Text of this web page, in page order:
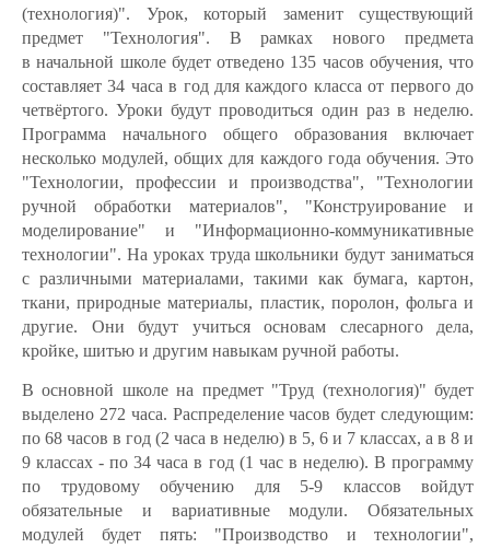
(технология)". Урок, который заменит существующий
предмет "Технология". В рамках нового предмета
в начальной школе будет отведено 135 часов обучения, что
составляет 34 часа в год для каждого класса от первого до
четвёртого. Уроки будут проводиться один раз в неделю.
Программа начального общего образования включает
несколько модулей, общих для каждого года обучения. Это
"Технологии, профессии и производства", "Технологии
ручной обработки материалов", "Конструирование и
моделирование" и "Информационно-коммуникативные
технологии". На уроках труда школьники будут заниматься
с различными материалами, такими как бумага, картон,
ткани, природные материалы, пластик, поролон, фольга и
другие. Они будут учиться основам слесарного дела,
кройке, шитью и другим навыкам ручной работы.
В основной школе на предмет "Труд (технология)" будет
выделено 272 часа. Распределение часов будет следующим:
по 68 часов в год (2 часа в неделю) в 5, 6 и 7 классах, а в 8 и
9 классах - по 34 часа в год (1 час в неделю). В программу
по трудовому обучению для 5-9 классов войдут
обязательные и вариативные модули. Обязательных
модулей будет пять: "Производство и технологии",